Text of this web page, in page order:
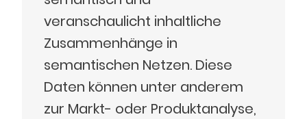
veranschaulicht inhaltliche
Zusammenhänge in
semantischen Netzen. Diese
Daten können unter anderem
zur Markt- oder Produktanalyse,